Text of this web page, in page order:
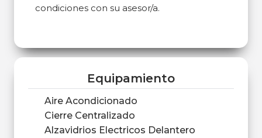
condiciones con su asesor/a.
Equipamiento
Aire Acondicionado
Cierre Centralizado
Alzavidrios Electricos Delantero